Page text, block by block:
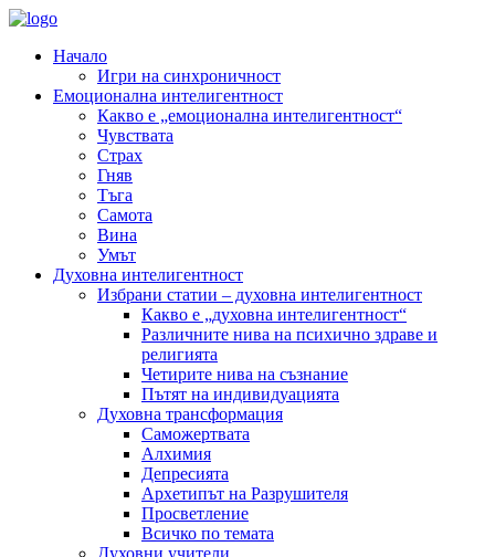
Начало
Игри на синхроничност
Емоционална интелигентност
Какво е „емоционална интелигентност“
Чувствата
Страх
Гняв
Тъга
Самота
Вина
Умът
Духовна интелигентност
Избрани статии – духовна интелигентност
Какво е „духовна интелигентност“
Различните нива на психично здраве и
религията
Четирите нива на съзнание
Пътят на индивидуацията
Духовна трансформация
Саможертвата
Алхимия
Депресията
Архетипът на Разрушителя
Просветление
Всичко по темата
Духовни учители